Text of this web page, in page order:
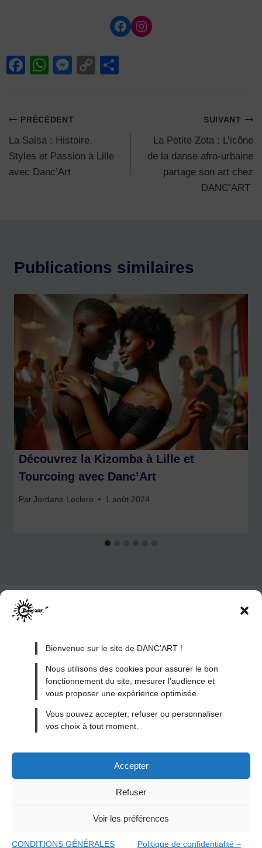
Bienvenue sur le site de DANC’ART !
Nous utilisons des cookies pour assurer le bon
fonctionnement du site, mesurer l’audience et
vous proposer une expérience optimisée.
Vous pouvez accepter, refuser ou personnaliser
vos choix à tout moment.
Accepter
Refuser
Voir les préférences
CONDITIONS GÉNÉRALES Politique de confidentialité –
Facebook Instagram
F
e
b
o
o
W
s
A
p
p
M
e
n
g
C
n
Navigation
de
l’article
PRÉCÉDENT
La Salsa : Histoire,
Styles et Passion à Lille
avec Danc’Art
SUIVANT
La Petite Zota : L’icône
de la danse afro-urbaine
partage son art chez
DANC’ART
Publications similaires
Découvrez la Kizomba à Lille et
Tourcoing avec Danc’Art
Par Jordane Leclere 1 août 2024
MENTIONS LÉGALES
CONDITIONS GÉNÉRALES DE VENTE
CONDITIONS GÉNÉRALES D’UTILISATION
CONTACT
By ACAB© 2026
DANC'ART